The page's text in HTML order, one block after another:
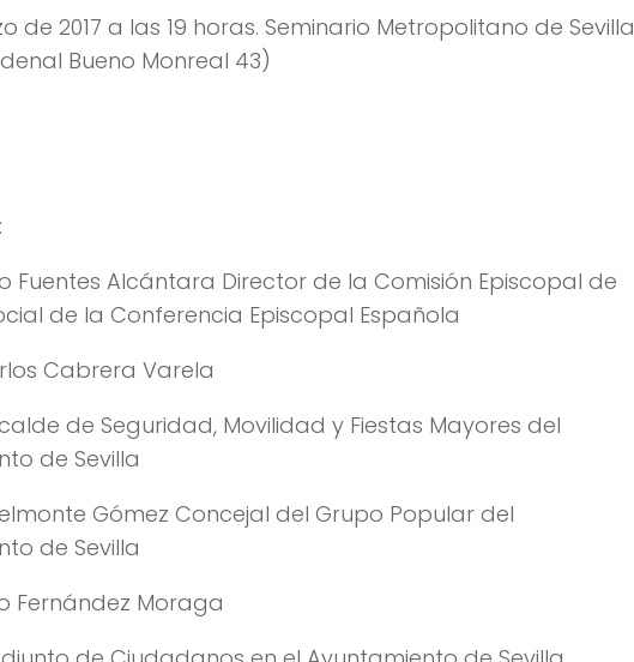
de 2017 a las 19 horas. Seminario Metropolitano de Sevilla
Bueno Monreal 43)
Fuentes Alcántara Director de la Comisión Episcopal de
de la Conferencia Episcopal Española
Cabrera Varela
de Seguridad, Movilidad y Fiestas Mayores del
de Sevilla
Gómez Concejal del Grupo Popular del
de Sevilla
Fernández Moraga